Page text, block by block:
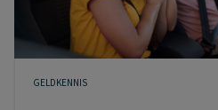
GELDKENNIS